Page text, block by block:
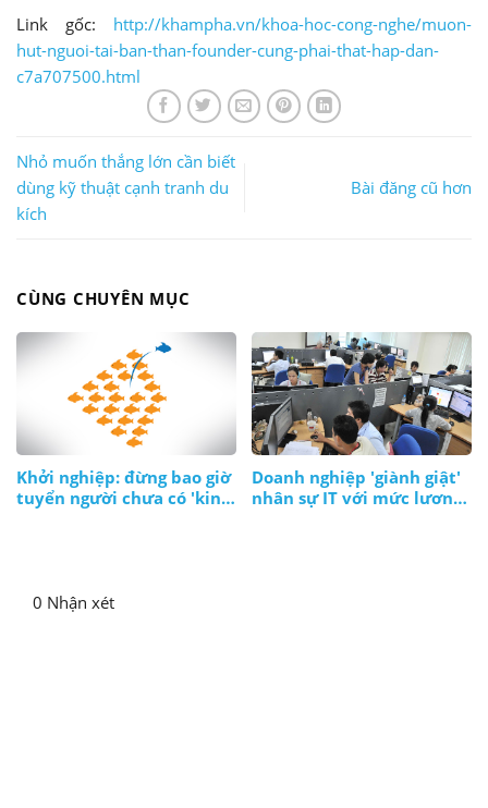
Link gốc: http://khampha.vn/khoa-hoc-cong-nghe/muon-
hut-nguoi-tai-ban-than-founder-cung-phai-that-hap-dan-
c7a707500.html
Nhỏ muốn thắng lớn cần biết
dùng kỹ thuật cạnh tranh du
kích
Bài đăng cũ hơn
CÙNG CHUYÊN MỤC
Khởi nghiệp: đừng bao giờ
tuyển người chưa có 'kinh
Doanh nghiệp 'giành giật'
nhân sự IT với mức lương
0 Nhận xét